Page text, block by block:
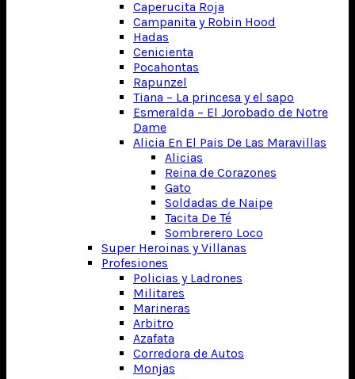
Caperucita Roja
Campanita y Robin Hood
Hadas
Cenicienta
Pocahontas
Rapunzel
Tiana – La princesa y el sapo
Esmeralda – El Jorobado de Notre
Dame
Alicia En El Pais De Las Maravillas
Alicias
Reina de Corazones
Gato
Soldadas de Naipe
Tacita De Té
Sombrerero Loco
Super Heroinas y Villanas
Profesiones
Policias y Ladrones
Militares
Marineras
Arbitro
Azafata
Corredora de Autos
Monjas